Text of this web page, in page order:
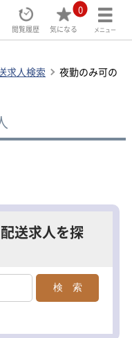
閲覧履歴
0
気になる メニュー
求人検索
夜勤のみ可の
送求人を探